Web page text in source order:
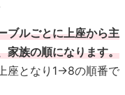
ができます。
席順を決めるには特に
いよう確認しましょ